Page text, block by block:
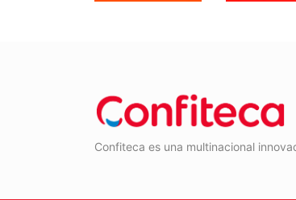
Confiteca es una multinacional